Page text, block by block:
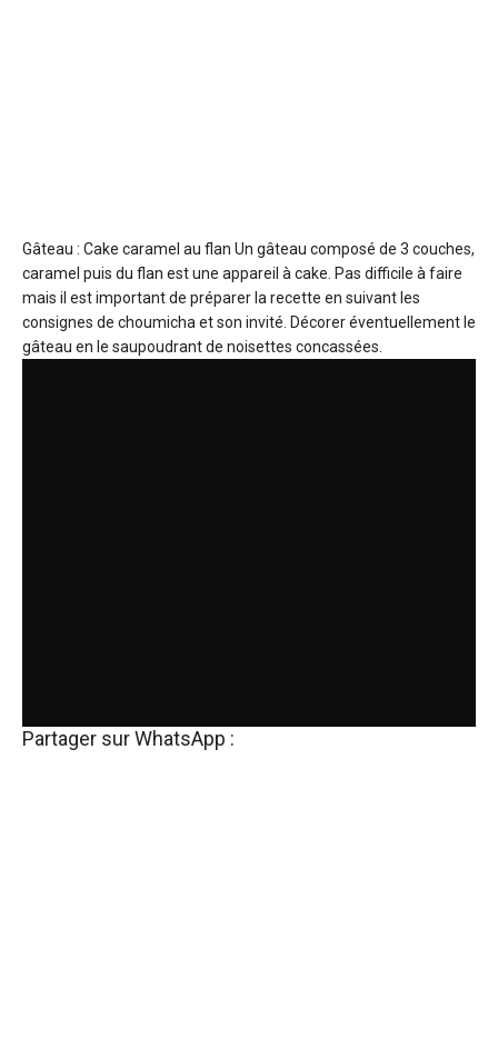
Gâteau : Cake caramel au flan Un gâteau composé de 3 couches,
caramel puis du flan est une appareil à cake. Pas difficile à faire
mais il est important de préparer la recette en suivant les
consignes de choumicha et son invité. Décorer éventuellement le
gâteau en le saupoudrant de noisettes concassées.
Partager sur WhatsApp :